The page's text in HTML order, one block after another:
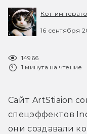
Кот-
16 сентября
14966
1 минута на чтение
Сайт ArtStiaion
спецэффектов
они создавали